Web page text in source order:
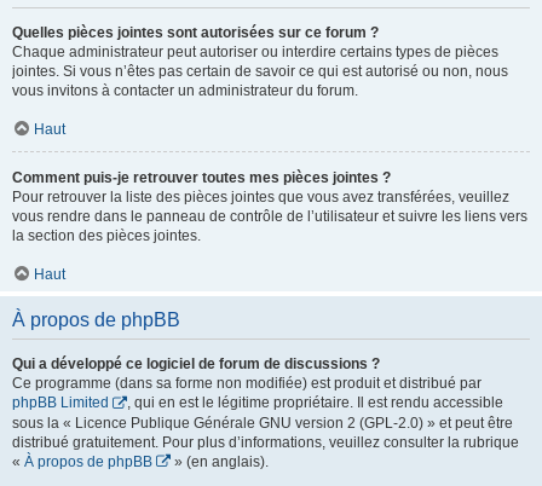
Quelles pièces jointes sont autorisées sur ce forum ?
Chaque administrateur peut autoriser ou interdire certains types de pièces
jointes. Si vous n’êtes pas certain de savoir ce qui est autorisé ou non, nous
vous invitons à contacter un administrateur du forum.
Haut
Comment puis-je retrouver toutes mes pièces jointes ?
Pour retrouver la liste des pièces jointes que vous avez transférées, veuillez
vous rendre dans le panneau de contrôle de l’utilisateur et suivre les liens vers
la section des pièces jointes.
Haut
À propos de phpBB
Qui a développé ce logiciel de forum de discussions ?
Ce programme (dans sa forme non modifiée) est produit et distribué par
phpBB Limited
, qui en est le légitime propriétaire. Il est rendu accessible
sous la « Licence Publique Générale GNU version 2 (GPL-2.0) » et peut être
distribué gratuitement. Pour plus d’informations, veuillez consulter la rubrique
« À propos de phpBB » (en anglais).